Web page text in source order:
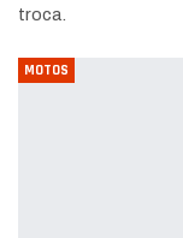
troca.
MOTOS